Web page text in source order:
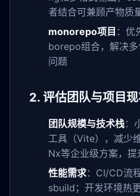
者结合可兼顾产物质
monorepo项目 ：优
borepo组合，解决
问题
2. 评估团队与项目
团队规模与技术栈：
工具（Vite），减少
Nx等企业级方案，提
性能需求：CI/CD流
sbuild；开发环境热